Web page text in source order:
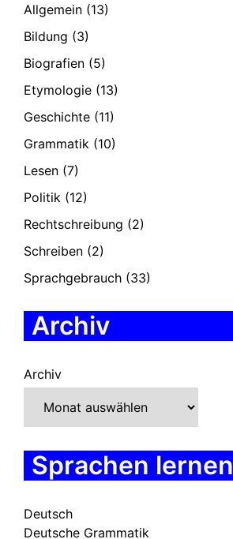
Allgemein (13)
Bildung (3)
Biografien (5)
Etymologie (13)
Geschichte (11)
Grammatik (10)
Lesen (7)
Politik (12)
Rechtschreibung (2)
Schreiben (2)
Sprachgebrauch (33)
Archiv
Archiv
Sprachen lernen
Deutsch
Deutsche Grammatik